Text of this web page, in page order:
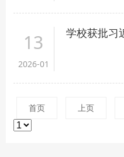
13
2026-01
学校获批习近平文化思
首页 上页